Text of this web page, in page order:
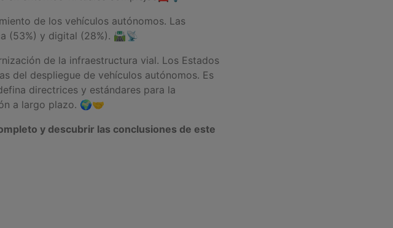
de los vehículos autónomos. Las
(53%) y digital (28%). 🛣️📡
de la infraestructura vial. Los Estados
del despliegue de vehículos autónomos. Es
directrices y estándares para la
a largo plazo. 🌍🤝
y descubrir las conclusiones de este